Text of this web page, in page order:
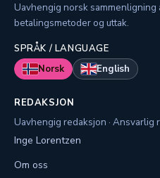
Uavhengig norsk sammenligning
betalingsmetoder og uttak.
SPRÅK / LANGUAGE
Norsk
English
REDAKSJON
Uavhengig redaksjon · Ansvarlig
Inge Lorentzen
Om oss